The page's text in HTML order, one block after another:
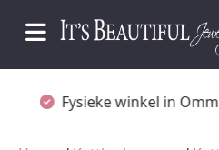
Fysieke winkel in Ommen